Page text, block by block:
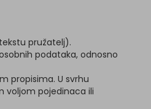
pružatelj).
podataka, odnosno
propisima. U svrhu
voljom pojedinaca ili